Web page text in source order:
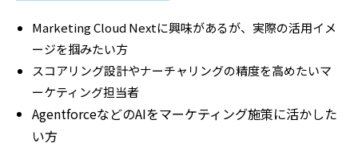
Marketing Cloud Nextに興味があるが、実際の活用イメ
ージを掴みたい方
スコアリング設計やナーチャリングの精度を高めたいマ
ーケティング担当者
AgentforceなどのAIをマーケティング施策に活かした
い方